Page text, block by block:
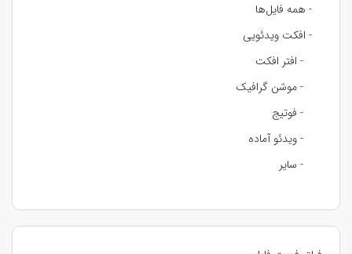
- همه فایل‌ها
- افکت ویدئویی
- افتر افکت
- موشن گرافیک
- فوتیج
- ویدئو آماده
- سایر